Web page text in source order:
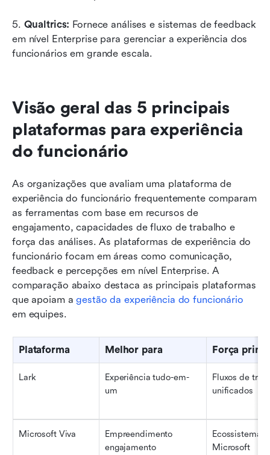
5. Qualtrics: Fornece análises e sistemas de feedback
em nível Enterprise para gerenciar a experiência dos
funcionários em grande escala.
Visão geral das 5 principais
plataformas para experiência
do funcionário
As organizações que avaliam uma plataforma de
experiência do funcionário frequentemente comparam
as ferramentas com base em recursos de
engajamento, capacidades de fluxo de trabalho e
força das análises. As plataformas de experiência do
funcionário focam em áreas como comunicação,
feedback e percepções em nível Enterprise. A
comparação abaixo destaca as principais plataformas
que apoiam a gestão da experiência do funcionário
em equipes.
Plataforma Melhor para Força
Lark
Experiência tudo-em-
um
Fluxos de
unificados
Microsoft Viva
Empreendimento
engajamento
Ecossistema
Microsoft